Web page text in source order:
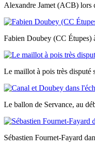
Alexandre Jamet (ACB) lors
Fabien Doubey (CC Étupes)
Le maillot à pois très disputé
Le ballon de Servance, au
Sébastien Fournet-Fayard